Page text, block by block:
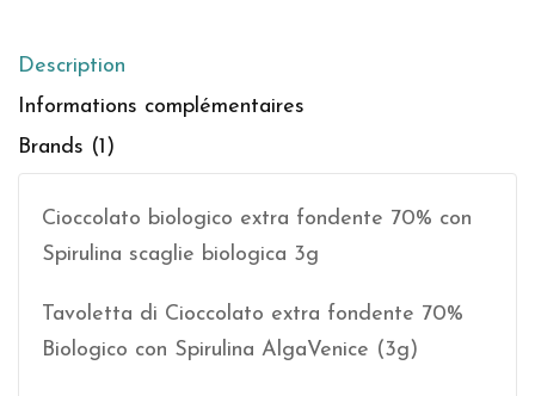
Description
Informations complémentaires
Brands (1)
Cioccolato biologico extra fondente 70% con
Spirulina scaglie biologica 3g
Tavoletta di Cioccolato extra fondente 70%
Biologico con Spirulina AlgaVenice (3g)